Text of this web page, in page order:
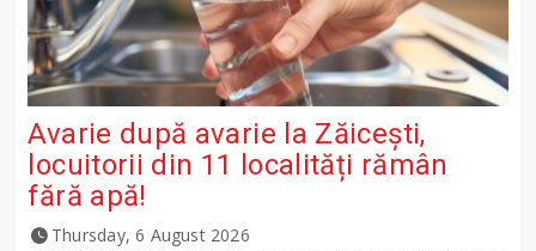
Avarie după avarie la Zăicești,
locuitorii din 11 localități rămân
fără apă!
Thursday, 6 August 2026